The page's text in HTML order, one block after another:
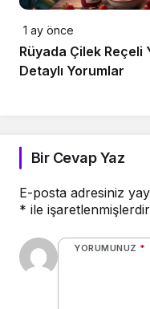
1 ay önce
Rüyada Çilek Reçeli
Detaylı Yorumlar
Bir Cevap Yaz
E-posta adresiniz
* ile işaretlenmişlerdir
YORUMUNUZ *